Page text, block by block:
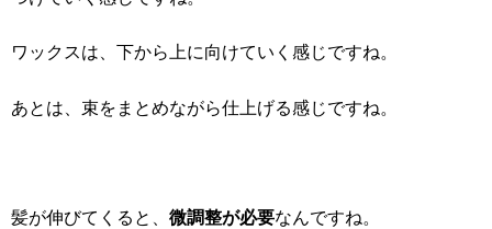
ワックスは、下から上に向けていく感じですね。
あとは、束をまとめながら仕上げる感じですね。
髪が伸びてくると、 微調整が必要なんですね。